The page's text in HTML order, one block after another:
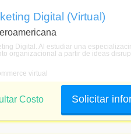
Digital (Virtual)
Digital. Al estudiar una
organizacional a partir de ideas
virtual
Solicitar
Costo